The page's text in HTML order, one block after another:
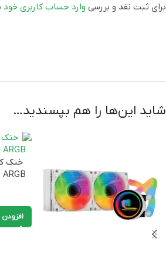
sTR5,
برند
اصلی
برای ثبت نقد و بررسی وارد حساب کاربری خود
شاید این‌ها را هم بپسندید…
خنک
ARGB